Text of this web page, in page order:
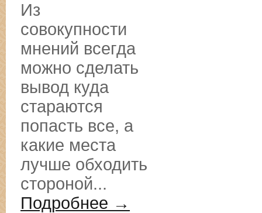
Из
совокупности
мнений всегда
можно сделать
вывод куда
стараются
попасть все, а
какие места
лучше обходить
стороной...
Подробнее →